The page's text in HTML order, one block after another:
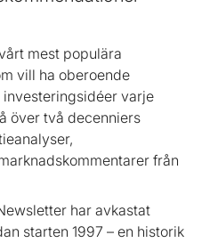
mest populära
vill ha oberoende
varje
över två decenniers
från
har avkastat
starten 1997 – en historik